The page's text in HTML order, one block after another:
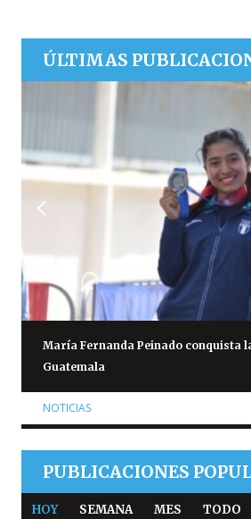
ÚLTIMAS
María Fernanda Peinado conquista
Guatemala
NOTICIAS
PUBLICACIONES
HOY SEMANA MES TODO